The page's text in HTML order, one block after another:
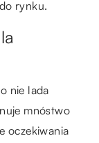
rynku.
nie lada
mnóstwo
oczekiwania